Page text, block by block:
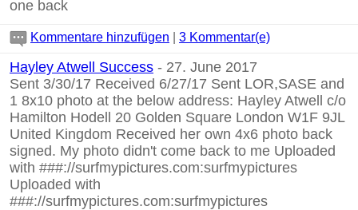
one back
Kommentare hinzufügen 3 Kommentar(e)
Hayley Atwell Success - 27. June 2017
Sent 3/30/17 Received 6/27/17 Sent LOR,SASE and
1 8x10 photo at the below address: Hayley Atwell c/o
Hamilton Hodell 20 Golden Square London W1F 9JL
United Kingdom Received her own 4x6 photo back
signed. My photo didn't come back to me Uploaded
with ###://surfmypictures.com:surfmypictures
Uploaded with
###://surfmypictures.com:surfmypictures